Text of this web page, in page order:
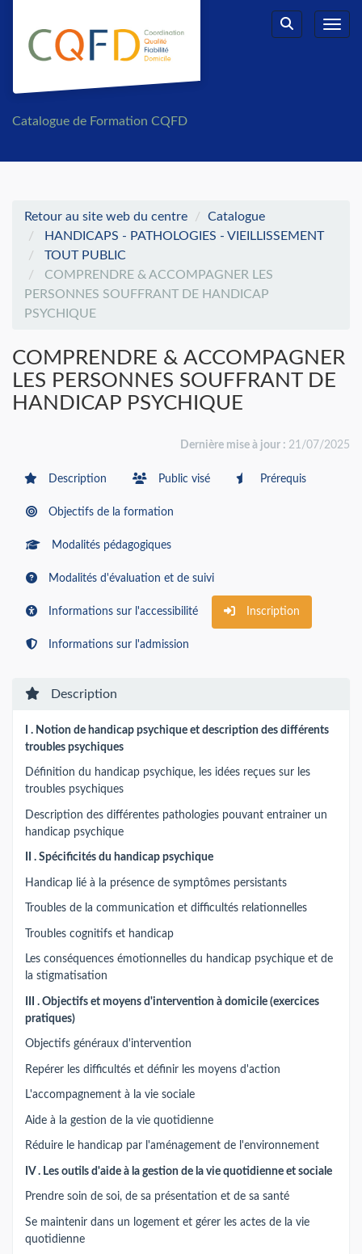
Rechercher
Catalogue de Formation CQFD
Retour au site web du centre
Catalogue
HANDICAPS - PATHOLOGIES - VIEILLISSEMENT
TOUT PUBLIC
COMPRENDRE & ACCOMPAGNER LES
PERSONNES SOUFFRANT DE HANDICAP
PSYCHIQUE
COMPRENDRE & ACCOMPAGNER
LES PERSONNES SOUFFRANT DE
HANDICAP PSYCHIQUE
Dernière mise à jour : 21/07/2025
Description Public visé Prérequis
Objectifs de la formation
Modalités pédagogiques
Modalités d'évaluation et de suivi
Informations sur l'accessibilité Inscription
Informations sur l'admission
Description
I . Notion de handicap psychique et description des différents
troubles psychiques
Définition du handicap psychique, les idées reçues sur les
troubles psychiques
Description des différentes pathologies pouvant entrainer un
handicap psychique
II . Spécificités du handicap psychique
Handicap lié à la présence de symptômes persistants
Troubles de la communication et difficultés relationnelles
Troubles cognitifs et handicap
Les conséquences émotionnelles du handicap psychique et de
la stigmatisation
III . Objectifs et moyens d'intervention à domicile (exercices
pratiques)
Objectifs généraux d'intervention
Repérer les difficultés et définir les moyens d'action
L'accompagnement à la vie sociale
Aide à la gestion de la vie quotidienne
Réduire le handicap par l'aménagement de l'environnement
IV . Les outils d'aide à la gestion de la vie quotidienne et sociale
Prendre soin de soi, de sa présentation et de sa santé
Se maintenir dans un logement et gérer les actes de la vie
quotidienne